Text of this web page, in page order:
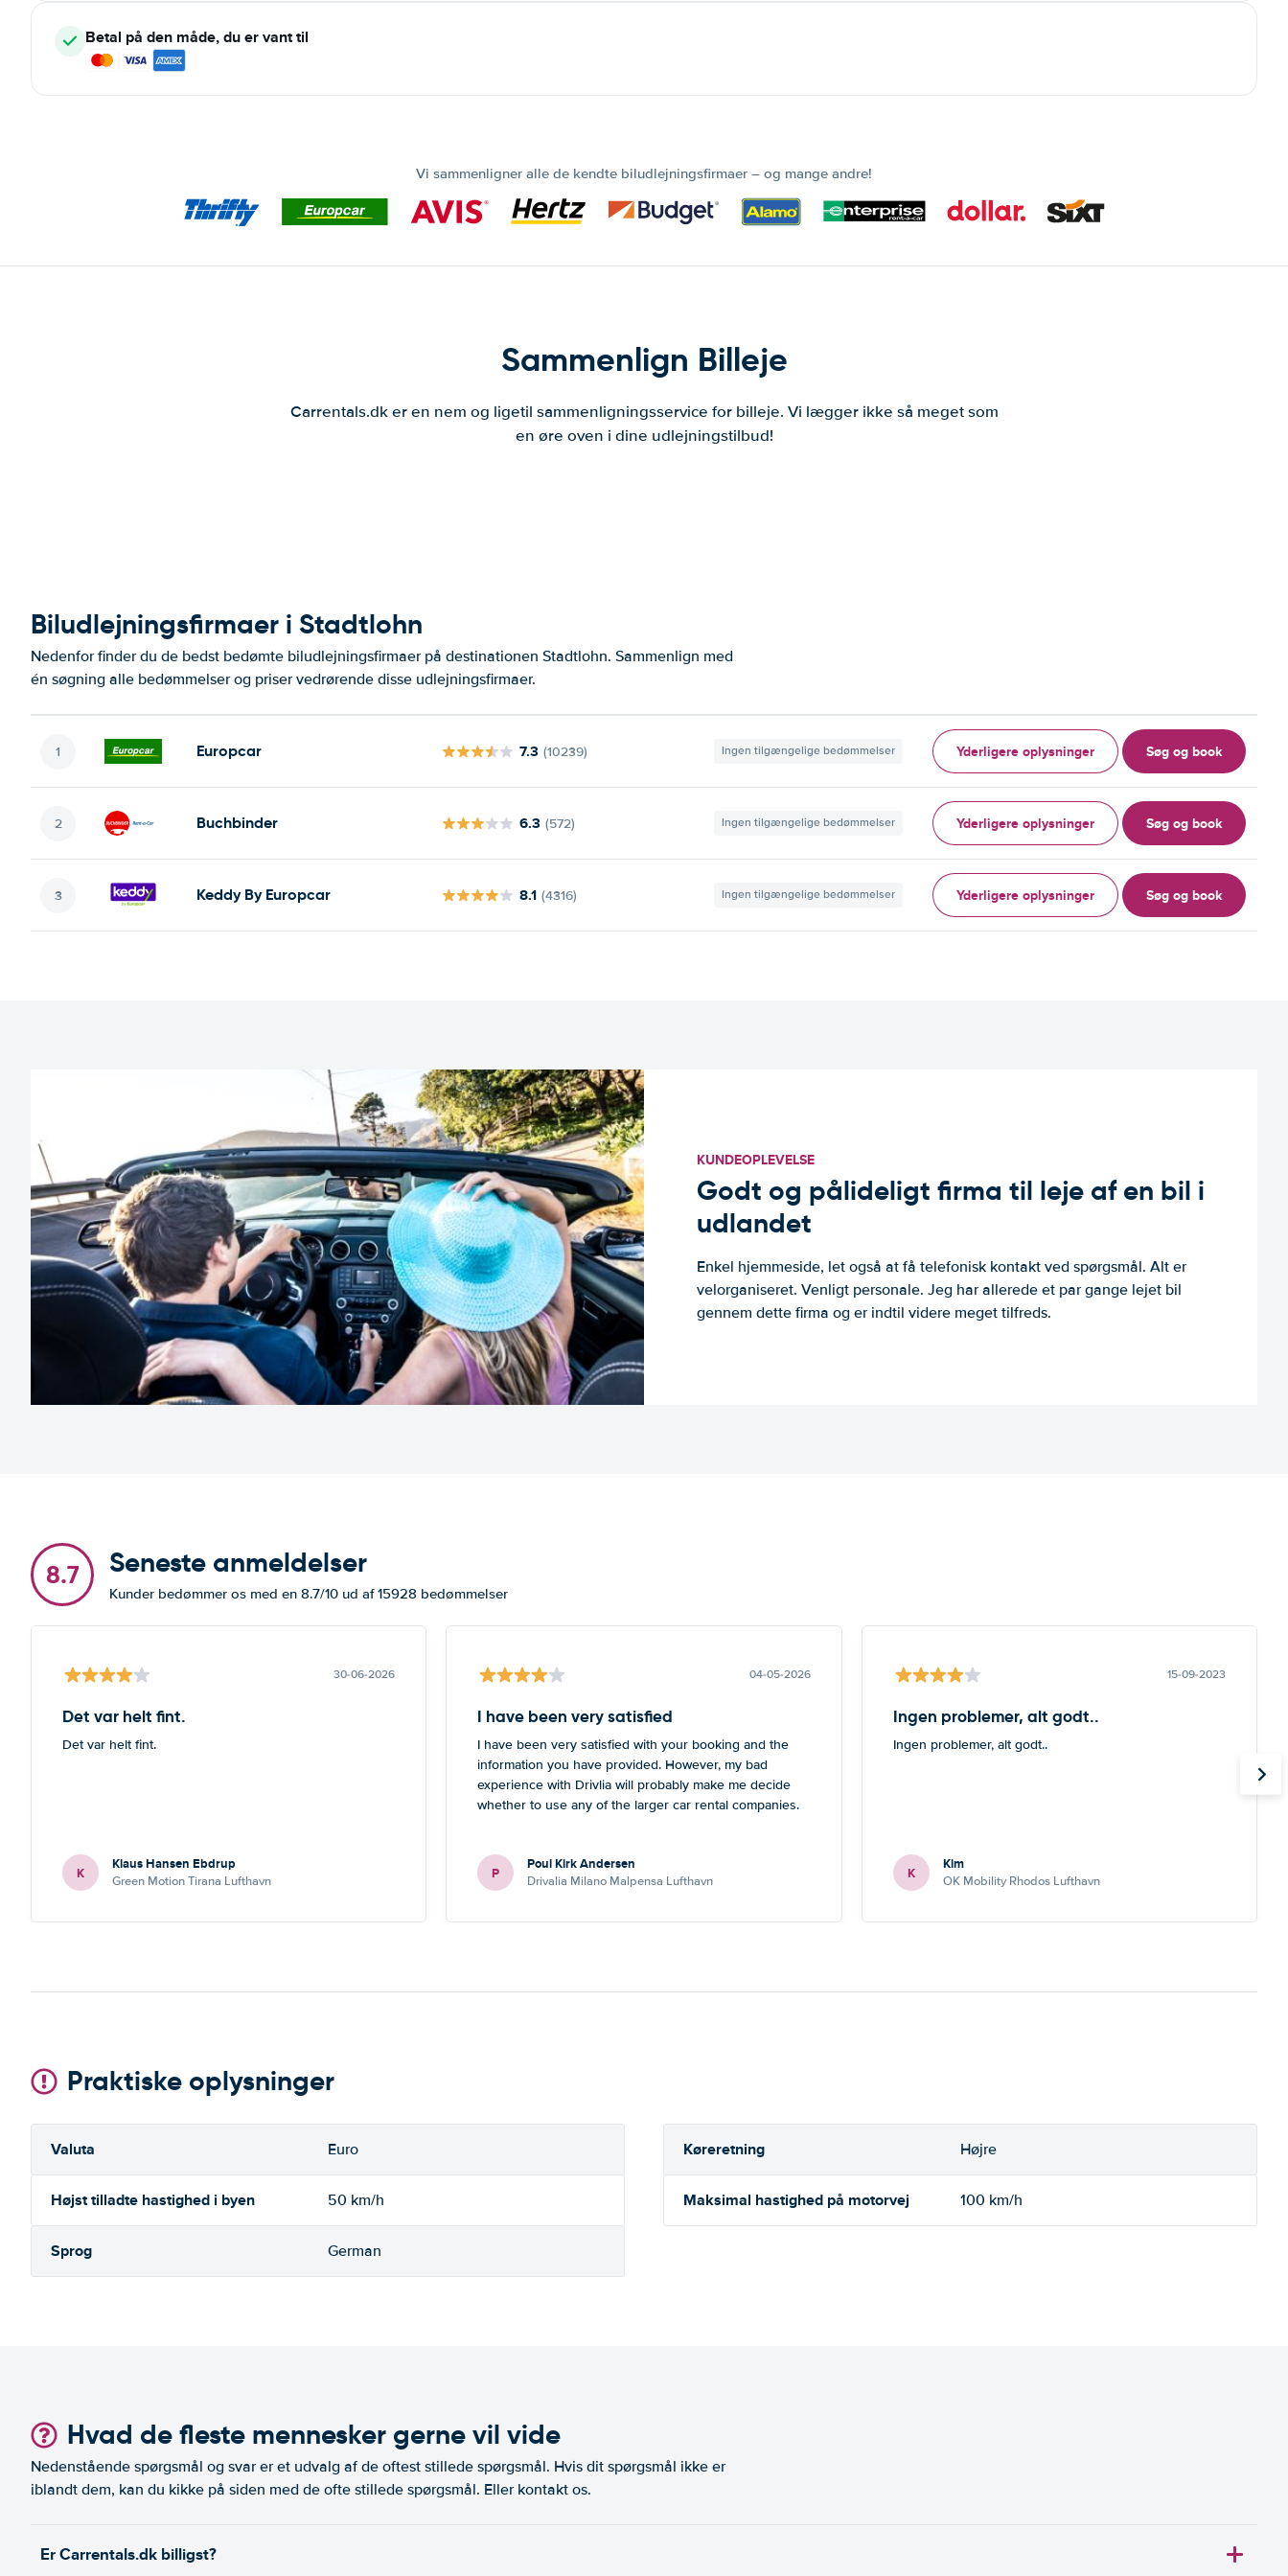
Betal på den måde, du er vant til
Vi sammenligner alle de kendte biludlejningsfirmaer – og mange andre!
Sammenlign Billeje
Carrentals.dk er en nem og ligetil sammenligningsservice for billeje. Vi lægger ikke så meget som
en øre oven i dine udlejningstilbud!
Biludlejningsfirmaer i Stadtlohn
Nedenfor finder du de bedst bedømte biludlejningsfirmaer på destinationen Stadtlohn. Sammenlign med
én søgning alle bedømmelser og priser vedrørende disse udlejningsfirmaer.
Europcar 7.3 (10239) Ingen tilgængelige bedømmelser Yderligere oplysninger Søg og book
Buchbinder 6.3 (572) Ingen tilgængelige bedømmelser Yderligere oplysninger Søg og book
Keddy By Europcar 8.1 (4316) Ingen tilgængelige bedømmelser Yderligere oplysninger Søg og book
KUNDEOPLEVELSE
Godt og pålideligt firma til leje af en bil i
udlandet
Enkel hjemmeside, let også at få telefonisk kontakt ved spørgsmål. Alt er
velorganiseret. Venligt personale. Jeg har allerede et par gange lejet bil
gennem dette firma og er indtil videre meget tilfreds.
8.7 Seneste anmeldelser
Kunder bedømmer os med en 8.7/10 ud af 15928 bedømmelser
30-06-2026
Det var helt fint.
Det var helt fint.
K Klaus Hansen Ebdrup
Green Motion Tirana Lufthavn
04-05-2026
I have been very satisfied
I have been very satisfied with your booking and the
information you have provided. However, my bad
experience with Drivlia will probably make me decide
whether to use any of the larger car rental companies.
P Poul Kirk Andersen
Drivalia Milano Malpensa Lufthavn
15-09-2023
Ingen problemer, alt godt..
Ingen problemer, alt godt..
K Kim
OK Mobility Rhodos Lufthavn
Praktiske oplysninger
Valuta Euro Køreretning Højre
Højst tilladte hastighed i byen 50 km/h Maksimal hastighed på motorvej 100 km/h
Sprog German
Hvad de fleste mennesker gerne vil vide
Nedenstående spørgsmål og svar er et udvalg af de oftest stillede spørgsmål. Hvis dit spørgsmål ikke er
iblandt dem, kan du kikke på siden med de ofte stillede spørgsmål. Eller kontakt os.
Er Carrentals.dk billigst?